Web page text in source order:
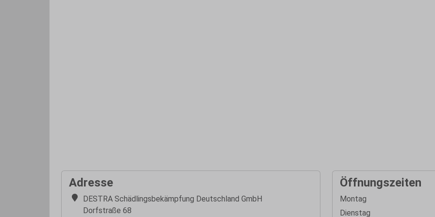
Adresse
DESTRA Schädlingsbekämpfung Deutschland GmbH
Dorfstraße 68
Öffnungszeiten
Montag
Dienstag